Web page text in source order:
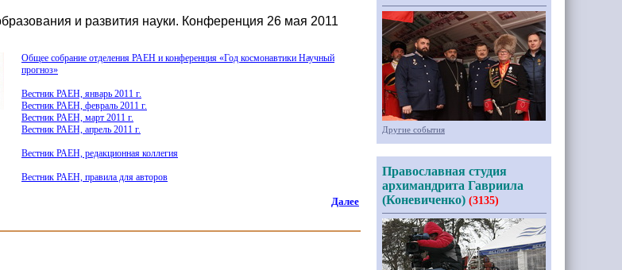
и развития науки. Конференция 26 мая 2011
Общее собрание отделения РАЕН и конференция «Год космонавтики Научный
прогноз»
Вестник РАЕН, январь 2011 г.
Вестник РАЕН, февраль 2011 г.
Вестник РАЕН, март 2011 г.
Вестник РАЕН, апрель 2011 г.
Вестник РАЕН, редакционная коллегия
Вестник РАЕН, правила для авторов
Далее
Другие события
Православная студия
архимандрита Гавриила
(Коневиченко) (3135)